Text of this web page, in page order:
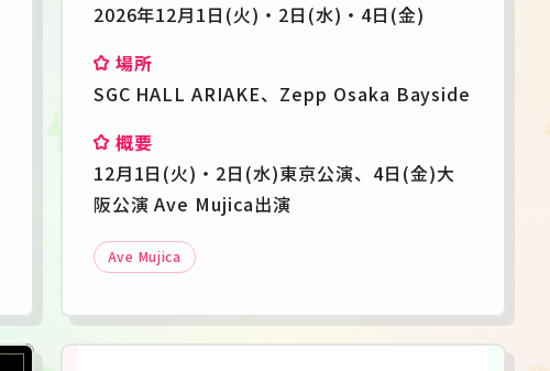
2026年12月1日(火)・2日(水)・4日(金)
場所
SGC HALL ARIAKE、Zepp Osaka Bayside
概要
12月1日(火)・2日(水)東京公演、4日(金)大
阪公演 Ave Mujica出演
Ave Mujica